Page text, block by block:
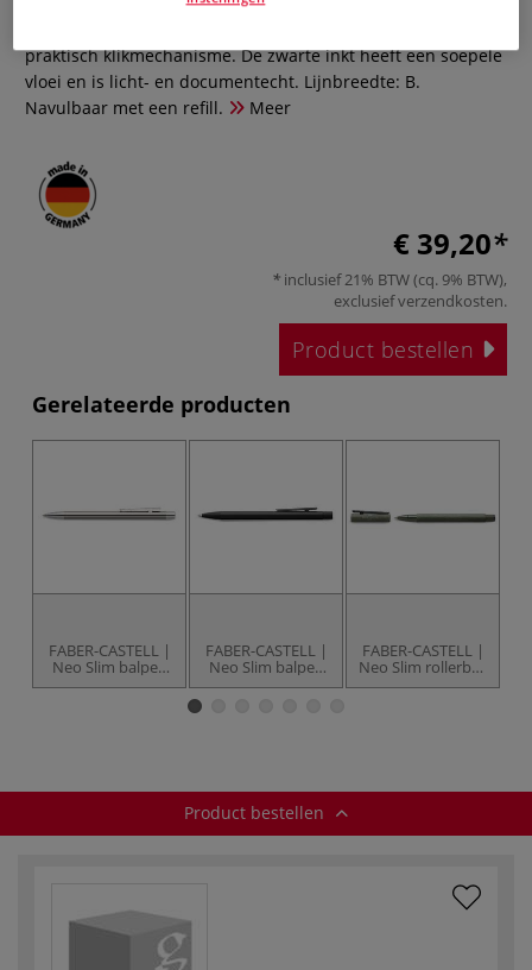
praktisch klikmechanisme. De zwarte inkt heeft een soepele
vloei en is licht- en documentecht. Lijnbreedte: B.
Navulbaar met een refill.
Meer
€ 39,20
inclusief 21% BTW (cq. 9% BTW),
exclusiefverzendkosten.
Product bestellen
Gerelateerde producten
FABER-CASTELL |
Neo Slim balpen
— RVS
FABER-CASTELL |
Neo Slim balpen
— metaal
FABER-CASTELL |
Neo Slim rollerball
— aluminium
Product bestellen